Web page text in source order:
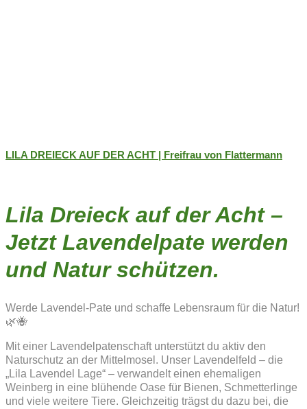
LILA DREIECK AUF DER ACHT | Freifrau von Flattermann
Lila Dreieck auf der Acht –
Jetzt Lavendelpate werden
und Natur schützen.
Werde Lavendel-Pate und schaffe Lebensraum für die Natur!
🌿🐝
Mit einer Lavendelpatenschaft unterstützt du aktiv den
Naturschutz an der Mittelmosel. Unser Lavendelfeld – die
„Lila Lavendel Lage“ – verwandelt einen ehemaligen
Weinberg in eine blühende Oase für Bienen, Schmetterlinge
und viele weitere Tiere. Gleichzeitig trägst du dazu bei, die